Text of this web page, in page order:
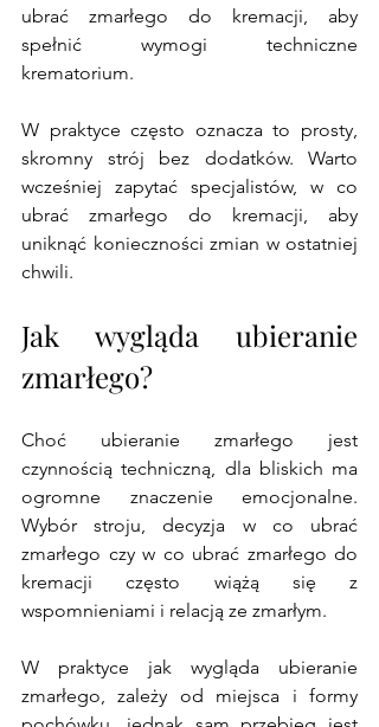
ubrać zmarłego do kremacji, aby
spełnić wymogi techniczne
krematorium.
W praktyce często oznacza to prosty,
skromny strój bez dodatków. Warto
wcześniej zapytać specjalistów, w co
ubrać zmarłego do kremacji, aby
uniknąć konieczności zmian w ostatniej
chwili.
Jak wygląda ubieranie
zmarłego?
Choć ubieranie zmarłego jest
czynnością techniczną, dla bliskich ma
ogromne znaczenie emocjonalne.
Wybór stroju, decyzja w co ubrać
zmarłego czy w co ubrać zmarłego do
kremacji często wiążą się z
wspomnieniami i relacją ze zmarłym.
W praktyce jak wygląda ubieranie
zmarłego, zależy od miejsca i formy